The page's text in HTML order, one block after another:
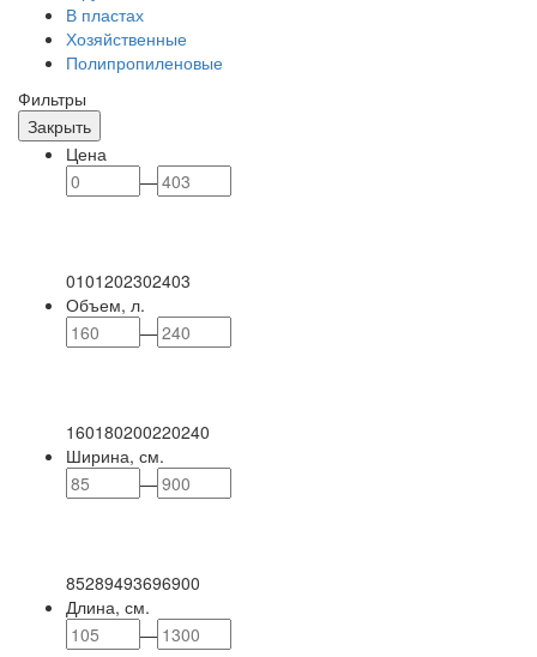
В пластах
Хозяйственные
Полипропиленовые
Фильтры
Закрыть
Цена
—
0101202302403
Объем, л.
—
160180200220240
Ширина, см.
—
85289493696900
Длина, см.
—